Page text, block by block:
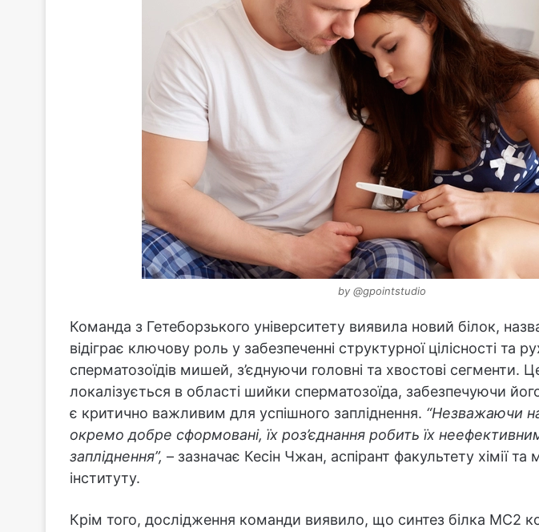
by @gpointstudio
Команда з Гетеборзького університету виявила новий білок,
відіграє ключову роль у забезпеченні структурної цілісності та
сперматозоїдів мишей, з’єднуючи головні та хвостові сегменти.
локалізується в області шийки сперматозоїда, забезпечуючи
є критично важливим для успішного запліднення. “Незважаючи
окремо добре сформовані, їх роз’єднання робить їх
запліднення”, – зазначає Кесін Чжан, аспірант факультету хімії та
інституту.
Крім того, дослідження команди виявило, що синтез білка MC2